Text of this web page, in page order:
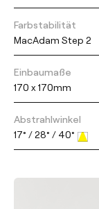
Farbstabilität
MacAdam Step 2
Einbaumaße
170 x 170mm
Abstrahlwinkel
17° / 28° / 40°